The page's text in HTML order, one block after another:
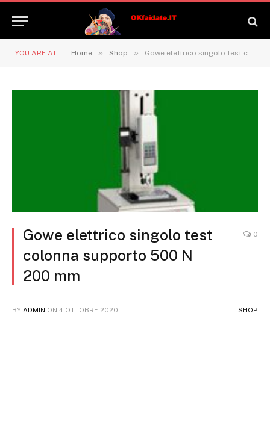
YOU ARE AT: Home » Shop » Gowe elettrico singolo test colonna supporto 500 N 200 mm
Gowe elettrico singolo test
colonna supporto 500 N
200 mm
0
BY ADMIN ON 4 OTTOBRE 2020 SHOP